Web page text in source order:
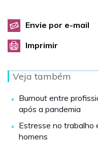
Envie por e-mail
Imprimir
Veja também
Burnout entre
após a pandemia
Estresse no trabalho
homens